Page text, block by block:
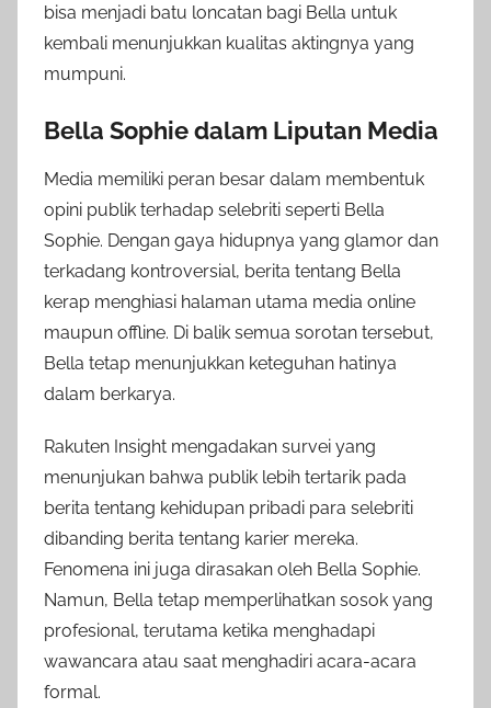
bisa menjadi batu loncatan bagi Bella untuk
kembali menunjukkan kualitas aktingnya yang
mumpuni.
Bella Sophie dalam Liputan Media
Media memiliki peran besar dalam membentuk
opini publik terhadap selebriti seperti Bella
Sophie. Dengan gaya hidupnya yang glamor dan
terkadang kontroversial, berita tentang Bella
kerap menghiasi halaman utama media online
maupun offline. Di balik semua sorotan tersebut,
Bella tetap menunjukkan keteguhan hatinya
dalam berkarya.
Rakuten Insight mengadakan survei yang
menunjukan bahwa publik lebih tertarik pada
berita tentang kehidupan pribadi para selebriti
dibanding berita tentang karier mereka.
Fenomena ini juga dirasakan oleh Bella Sophie.
Namun, Bella tetap memperlihatkan sosok yang
profesional, terutama ketika menghadapi
wawancara atau saat menghadiri acara-acara
formal.